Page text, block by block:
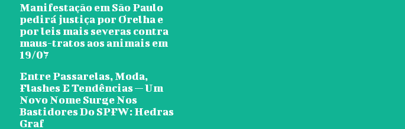
Manifestação em São Paulo
pedirá justiça por Orelha e
por leis mais severas contra
maus-tratos aos animais em
19/07
Entre Passarelas, Moda,
Flashes E Tendências — Um
Novo Nome Surge Nos
Bastidores Do SPFW: Hedras
Graf